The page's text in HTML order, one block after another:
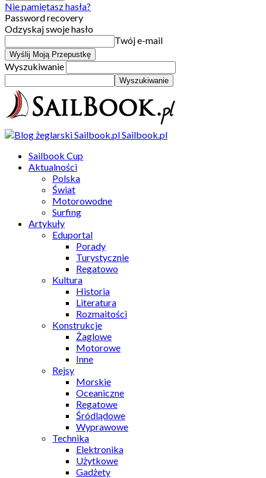
Nie pamiętasz hasła?
Password recovery
Odzyskaj swoje hasło
Twój e-mail
Wyszukiwanie
Sailbook.pl
Sailbook Cup
Aktualności
Polska
Świat
Motorowodne
Surfing
Artykuły
Eduportal
Porady
Turystycznie
Regatowo
Kultura
Historia
Literatura
Rozmaitości
Konstrukcje
Żaglowe
Motorowe
Inne
Rejsy
Morskie
Oceaniczne
Regatowe
Śródlądowe
Wyprawowe
Technika
Elektronika
Użytkowe
Gadżety